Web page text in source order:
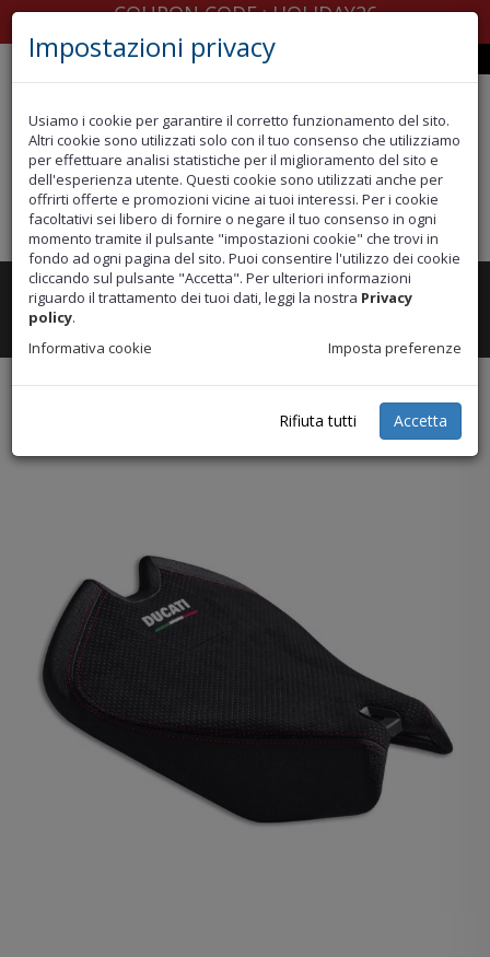
COUPON CODE : HOLIDAY26
Toggle
CATEGORIE
Impostazioni privacy
Usiamo i cookie per garantire il corretto funzionamento del sito.
Altri cookie sono utilizzati solo con il tuo consenso che utilizziamo
per effettuare analisi statistiche per il miglioramento del sito e
dell'esperienza utente. Questi cookie sono utilizzati anche per
offrirti offerte e promozioni vicine ai tuoi interessi. Per i cookie
facoltativi sei libero di fornire o negare il tuo consenso in ogni
momento tramite il pulsante "impostazioni cookie" che trovi in
fondo ad ogni pagina del sito. Puoi consentire l'utilizzo dei cookie
cliccando sul pulsante "Accetta". Per ulteriori informazioni
riguardo il trattamento dei tuoi dati, leggi la nostra Privacy
policy.
Informativa cookie
Imposta preferenze
Rifiuta tutti Accetta